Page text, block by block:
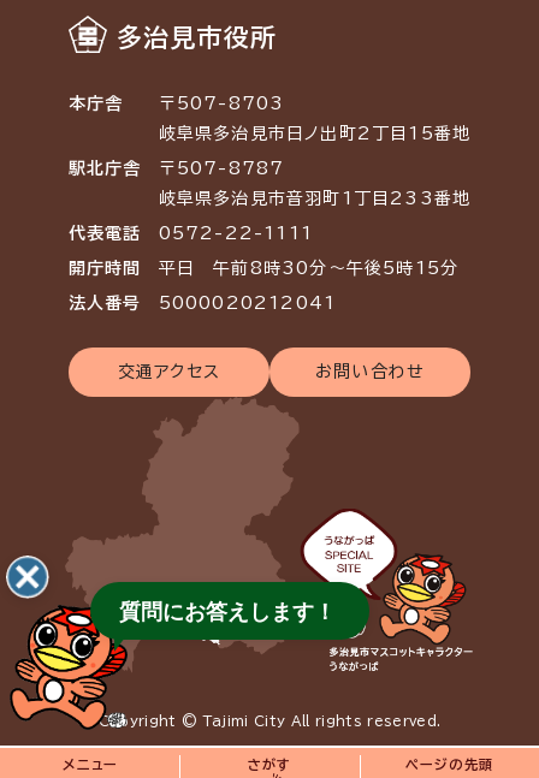
メニュー さがす ページの先頭
多治見市役所
本庁舎
〒507-8703
岐阜県多治見市日ノ出町2丁目15番地
駅北庁舎
〒507-8787
岐阜県多治見市音羽町1丁目233番地
代表電話 0572-22-1111
開庁時間 平日 午前8時30分～午後5時15分
法人番号 5000020212041
交通アクセス お問い合わせ
Copyright © Tajimi City All rights reserved.
質問にお答えします！